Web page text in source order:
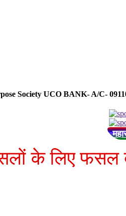
Society UCO BANK- A/C-
के लिए फसल